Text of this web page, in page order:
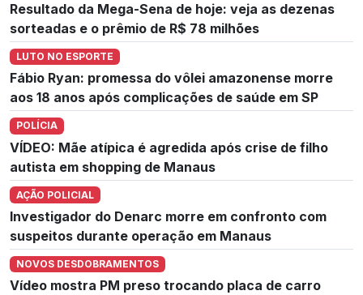
Resultado da Mega-Sena de hoje: veja as dezenas
sorteadas e o prêmio de R$ 78 milhões
LUTO NO ESPORTE
Fábio Ryan: promessa do vôlei amazonense morre
aos 18 anos após complicações de saúde em SP
POLÍCIA
VÍDEO: Mãe atípica é agredida após crise de filho
autista em shopping de Manaus
AÇÃO POLICIAL
Investigador do Denarc morre em confronto com
suspeitos durante operação em Manaus
NOVOS DESDOBRAMENTOS
Vídeo mostra PM preso trocando placa de carro